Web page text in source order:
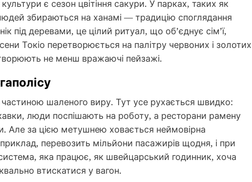
є сезон цвітіння сакури. У парках, таких як
збираються на ханамі — традицію споглядання
під деревами, це цілий ритуал, що об’єднує сім’ї,
Токіо перетворюється на палітру червоних і золотих
не менш вражаючі пейзажі.
шаленого виру. Тут усе рухається швидко:
люди поспішають на роботу, а ресторани рамену
Але за цією метушнею ховається неймовірна
перевозить мільйони пасажирів щодня, і при
яка працює, як швейцарський годинник, хоча
втискатися у вагон.